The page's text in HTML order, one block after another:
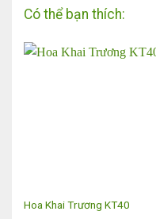
Có thể bạn thích:
Hoa Khai Trương KT40